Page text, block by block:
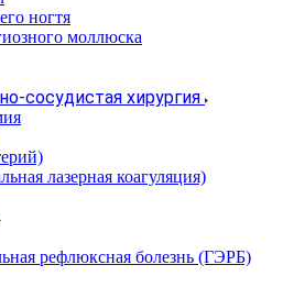
ногтя
моллюска
сосудистая хирургия
лазерная коагуляция)
рефлюксная болезнь (ГЭРБ)